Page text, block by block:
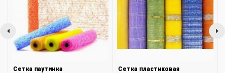
Сетка паутинка Сетка пластиковая